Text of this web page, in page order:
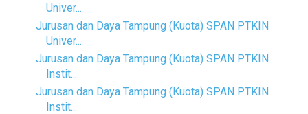
Univer...
Jurusan dan Daya Tampung (Kuota) SPAN PTKIN
Univer...
Jurusan dan Daya Tampung (Kuota) SPAN PTKIN
Instit...
Jurusan dan Daya Tampung (Kuota) SPAN PTKIN
Instit...